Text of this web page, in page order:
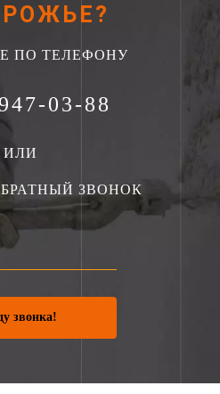
ПО ТЕЛЕФОНУ
03-88
ИЛИ
ЗВОНОК
звонка!